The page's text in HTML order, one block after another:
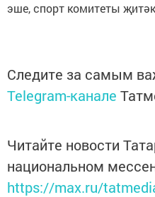
эше, спорт комитеты
Следите за самым
Telegram-канале
Читайте новости
национальном
https://max.ru/